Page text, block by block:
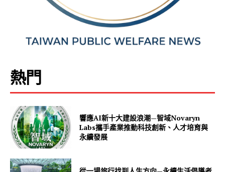
熱門
響應AI新十大建設浪潮—智域Novaryn
Labs攜手產業推動科技創新、人才培育與
永續發展